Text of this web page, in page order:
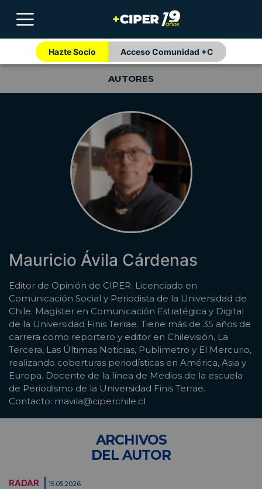
Hazte Socio Acceso Comunidad +C
AUTORES
Mauricio Ávila Cárdenas
Editor de Opinión de CIPER. Licenciado en
Comunicación Social y Periodista de la Universidad de
Chile. Magíster en Comunicación Estratégica y Digital
de la Universidad Finis Terrae. Tiene más de 35 años de
carrera como reportero y editor en Chilevisión, La
Tercera, Las Últimas Noticias, Publimetro y El Mercurio,
realizando coberturas periodísticas en América, Asia y
Europa. Docente de la línea de Medios de la escuela
de Periodismo de la Universidad Finis Terrae.
Contacto: mavila@ciperchile.cl
ARCHIVOS
DEL AUTOR
RADAR 15.05.2026